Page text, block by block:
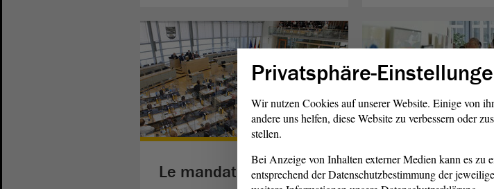
Le mandat Pour tous
Privatsphäre-
Wir nutzen Cookies auf unserer Website. Einige von
andere uns helfen, diese Website zu verbessern oder
stellen.
Bei Anzeige von Inhalten externer Medien kann es zu
entsprechend der Datenschutzbestimmung der